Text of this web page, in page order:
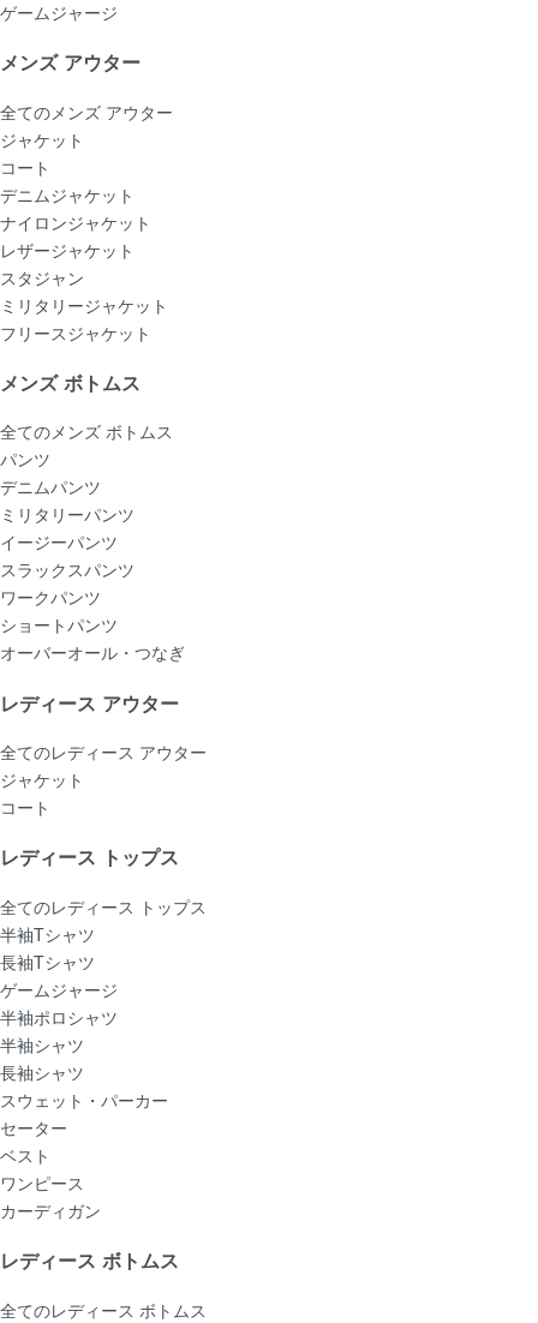
ゲームジャージ
メンズ アウター
全てのメンズ アウター
ジャケット
コート
デニムジャケット
ナイロンジャケット
レザージャケット
スタジャン
ミリタリージャケット
フリースジャケット
メンズ ボトムス
全てのメンズ ボトムス
パンツ
デニムパンツ
ミリタリーパンツ
イージーパンツ
スラックスパンツ
ワークパンツ
ショートパンツ
オーバーオール・つなぎ
レディース アウター
全てのレディース アウター
ジャケット
コート
レディース トップス
全てのレディース トップス
半袖Tシャツ
長袖Tシャツ
ゲームジャージ
半袖ポロシャツ
半袖シャツ
長袖シャツ
スウェット・パーカー
セーター
ベスト
ワンピース
カーディガン
レディース ボトムス
全てのレディース ボトムス